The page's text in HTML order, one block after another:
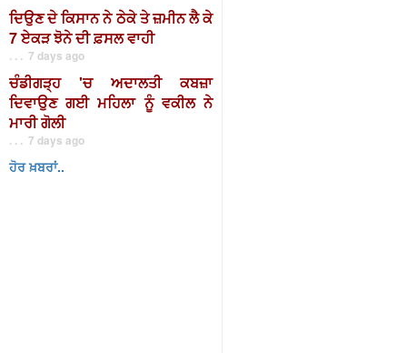
ਦਿਉਣ ਦੇ ਕਿਸਾਨ ਨੇ ਠੇਕੇ ਤੇ ਜ਼ਮੀਨ ਲੈ ਕੇ
7 ਏਕੜ ਝੋਨੇ ਦੀ ਫ਼ਸਲ ਵਾਹੀ
. . . 7 days ago
ਚੰਡੀਗੜ੍ਹ 'ਚ ਅਦਾਲਤੀ ਕਬਜ਼ਾ
ਦਿਵਾਉਣ ਗਈ ਮਹਿਲਾ ਨੂੰ ਵਕੀਲ ਨੇ
ਮਾਰੀ ਗੋਲੀ
. . . 7 days ago
ਹੋਰ ਖ਼ਬਰਾਂ..